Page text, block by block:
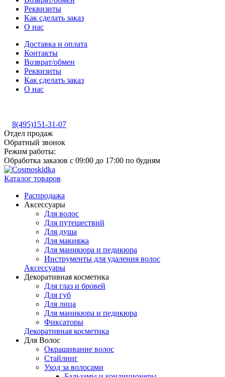
Реквизиты
Как сделать заказ
О нас
Доставка и оплата
Контакты
Возврат/обмен
Реквизиты
Как сделать заказ
О нас
8(495)151-31-07
Отдел продаж
Обратный звонок
Режим работы:
Обработка заказов с 09:00 до 17:00 по будням
Каталог товаров
Распродажа
Аксессуары
Для волос
Для путешествий
Для душа
Для макияжа
Для маникюра и педикюра
Инструменты для удаления волос
Аксессуары
Декоративная косметика
Для глаз и бровей
Для губ
Для лица
Для маникюра и педикюра
Фиксаторы
Декоративная косметика
Для Волос
Окрашивание волос
Стайлинг
Уход за волосами